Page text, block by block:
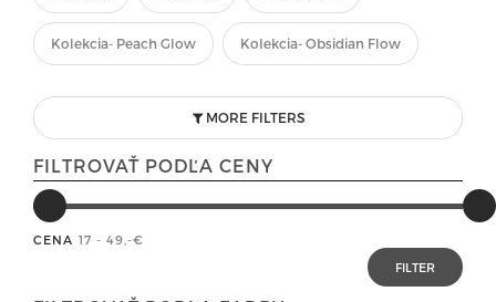
Kolekcia- Peach Glow Kolekcia- Obsidian Flow
MORE FILTERS
FILTROVAŤ PODĽA CENY
CENA 17 - 49 ,-€